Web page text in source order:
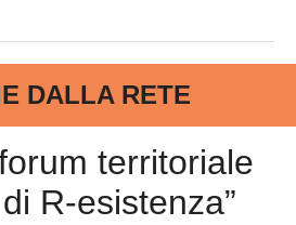
DALLA RETE
territoriale
R-esistenza”